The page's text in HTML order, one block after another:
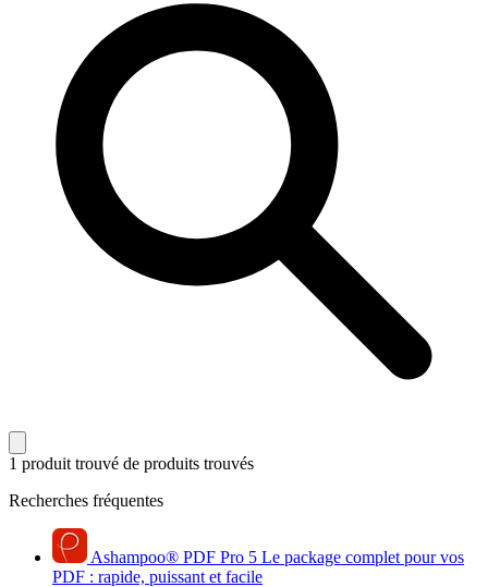
1 produit trouvé de produits trouvés
Recherches fréquentes
Ashampoo® PDF Pro 5 Le package complet pour vos
PDF : rapide, puissant et facile